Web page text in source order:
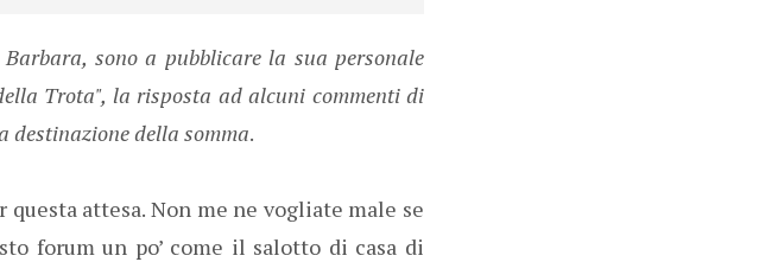
sono a pubblicare la sua personale
Trota", la risposta ad alcuni commenti di
destinazione della somma.
attesa. Non me ne vogliate male se
forum un po’ come il salotto di casa di